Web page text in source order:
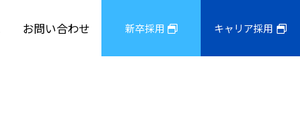
お問い合わせ 新卒採用 キャリア採用